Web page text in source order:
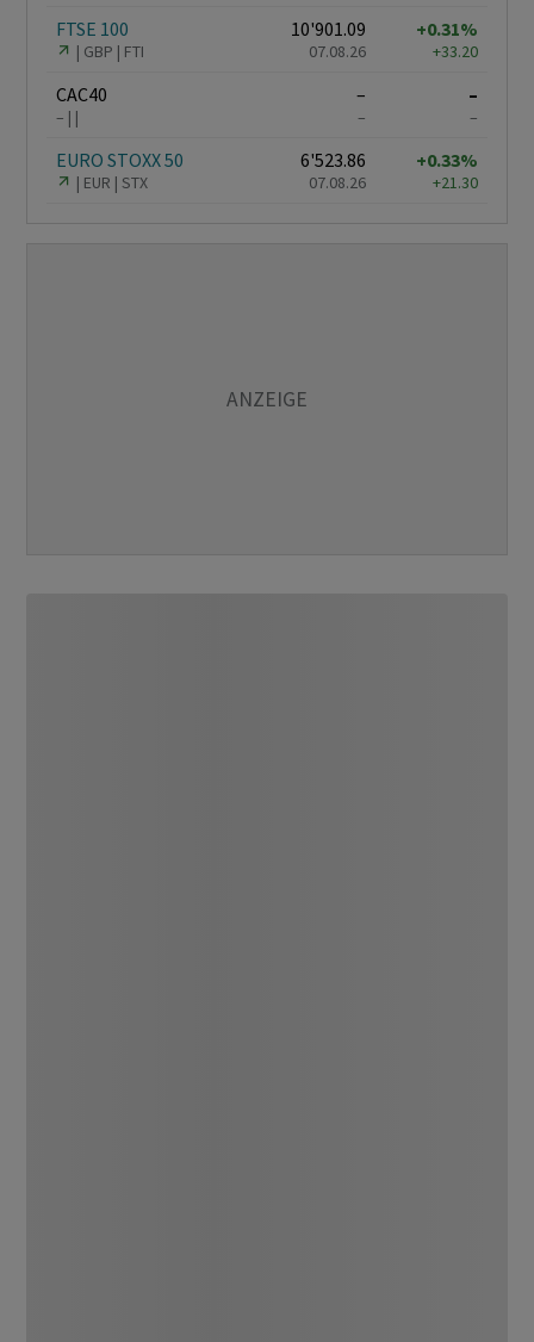
FTSE 100
GBP FTI
10'901.09
07.08.26
+0.31%
+33.20
CAC40
–
–
–
–
–
EURO STOXX 50
EUR STX
6'523.86
07.08.26
+0.33%
+21.30